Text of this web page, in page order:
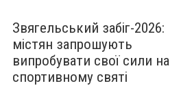
Звягельський забіг-2026:
містян запрошують
випробувати свої сили на
спортивному святі